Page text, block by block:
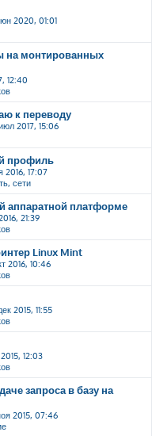
2020, 01:01
на монтированных
12:40
к переводу
2017, 15:06
профиль
2016, 17:07
сети
аппаратной платформе
21:39
Linux Mint
2016, 10:46
2015, 11:55
12:03
запроса в базу на
2015, 07:46